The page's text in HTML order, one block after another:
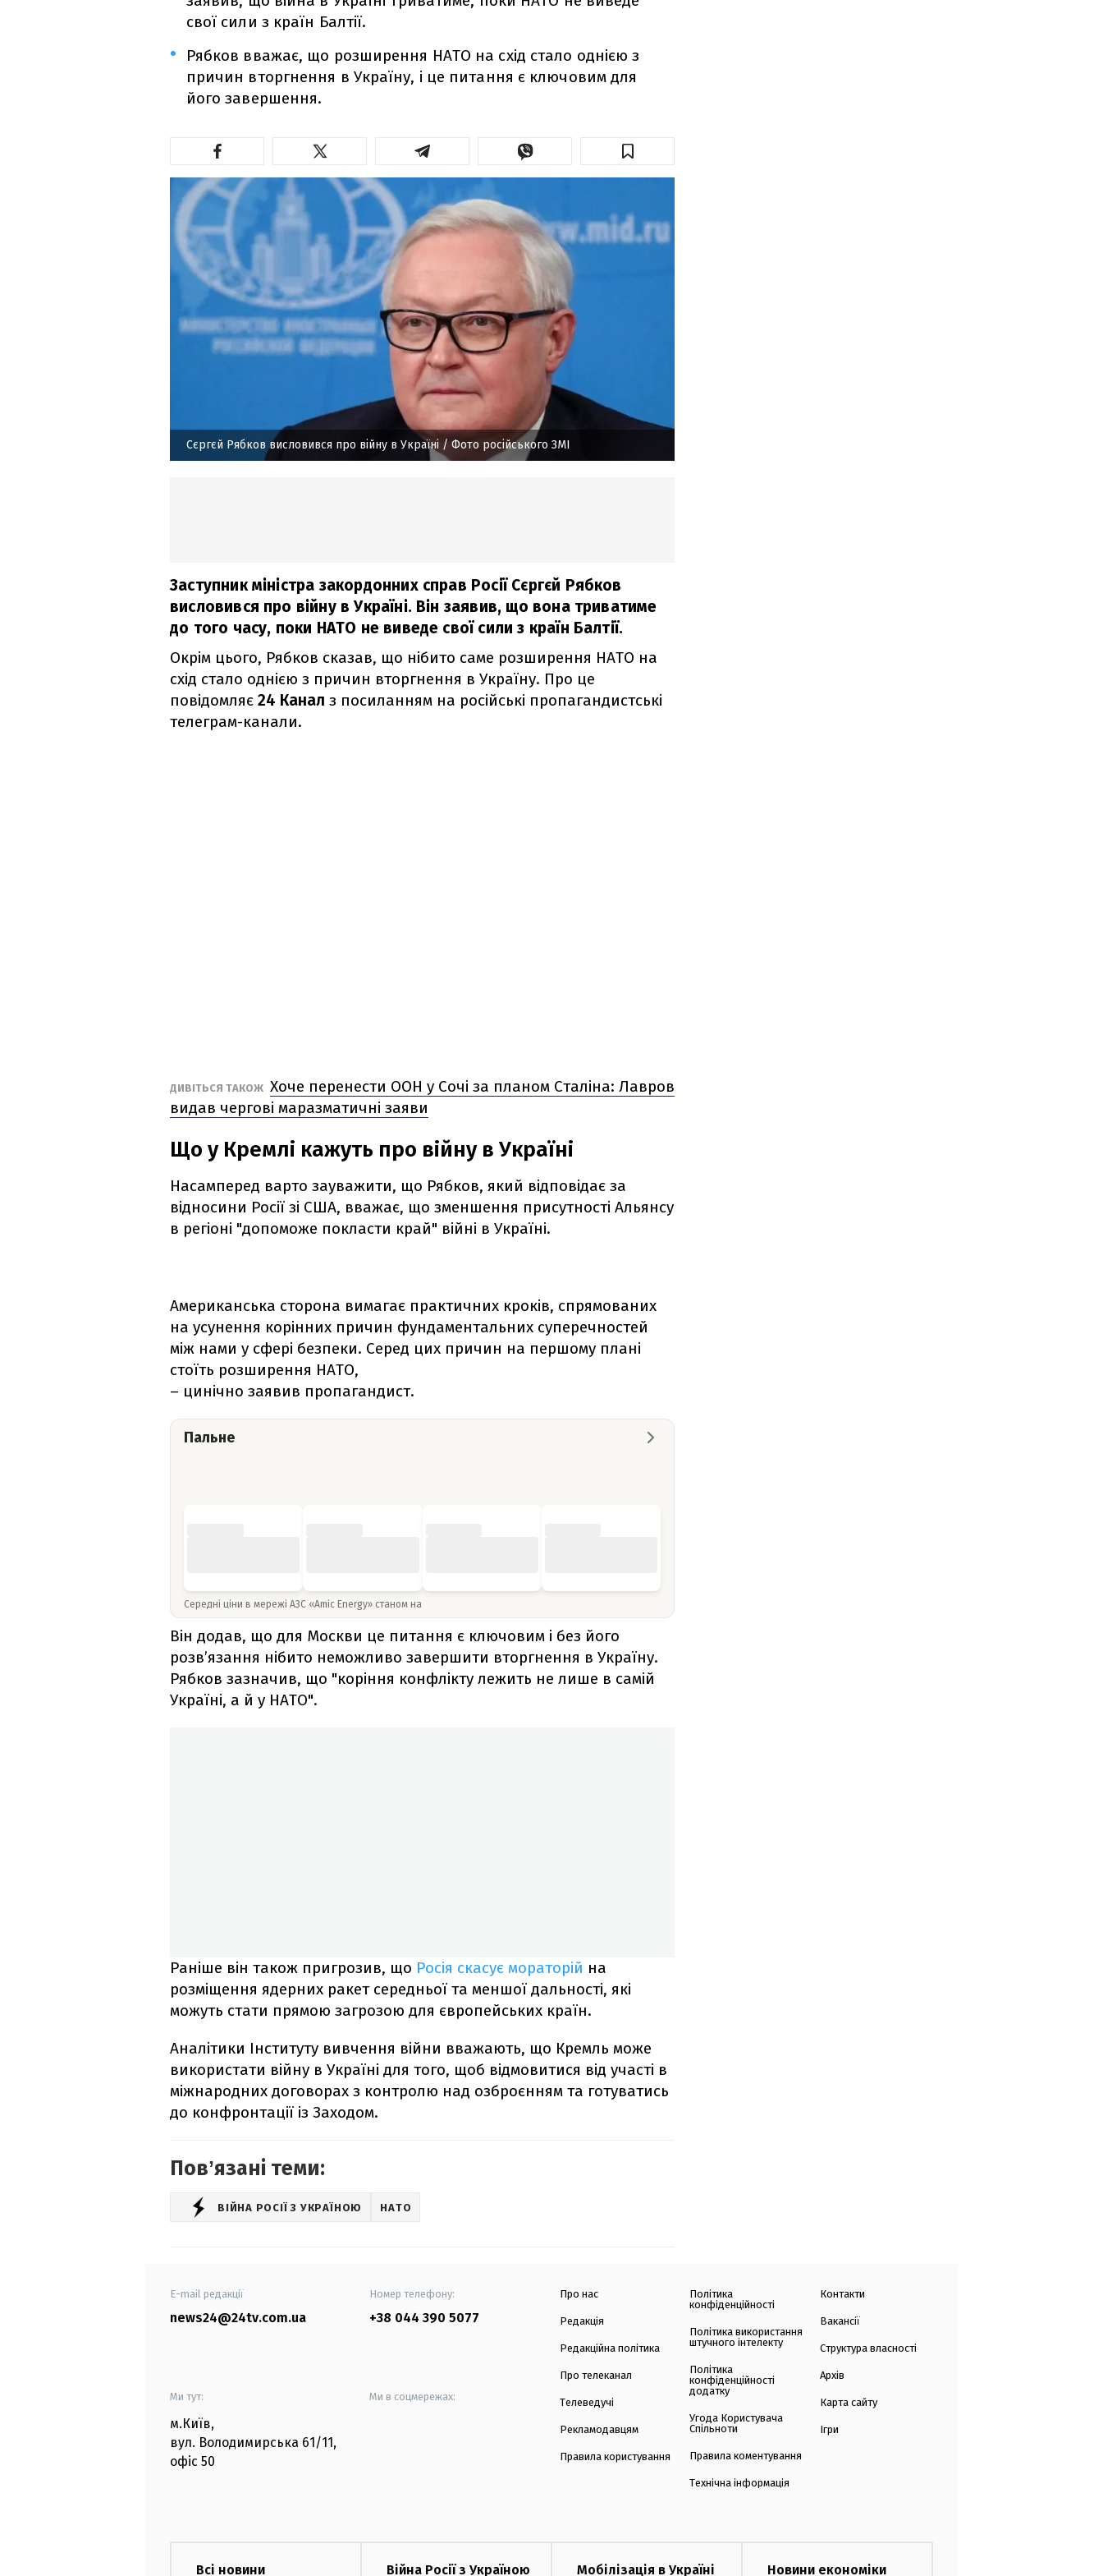
свої сили з країн Балтії.
Рябков вважає, що розширення НАТО на схід стало однією з
причин вторгнення в Україну, і це питання є ключовим для
його завершення.
Сєргєй Рябков висловився про війну в Україні / Фото російського ЗМІ
Заступник міністра закордонних справ Росії Сєргєй Рябков
висловився про війну в Україні. Він заявив, що вона триватиме
до того часу, поки НАТО не виведе свої сили з країн Балтії.
Окрім цього, Рябков сказав, що нібито саме розширення НАТО на
схід стало однією з причин вторгнення в Україну. Про це
повідомляє 24 Канал з посиланням на російські пропагандистські
телеграм-канали.
ДИВІТЬСЯ ТАКОЖ Хоче перенести ООН у Сочі за планом Сталіна: Лавров
видав чергові маразматичні заяви
Що у Кремлі кажуть про війну в Україні
Насамперед варто зауважити, що Рябков, який відповідає за
відносини Росії зі США, вважає, що зменшення присутності Альянсу
в регіоні "допоможе покласти край" війні в Україні.
Американська сторона вимагає практичних кроків, спрямованих
на усунення корінних причин фундаментальних суперечностей
між нами у сфері безпеки. Серед цих причин на першому плані
стоїть розширення НАТО,
– цинічно заявив пропагандист.
Пальне
Середні ціни в мережі АЗС «Amic Energy» станом на
Він додав, що для Москви це питання є ключовим і без його
розв’язання нібито неможливо завершити вторгнення в Україну.
Рябков зазначив, що "коріння конфлікту лежить не лише в самій
Україні, а й у НАТО".
Раніше він також пригрозив, що Росія скасує мораторій на
розміщення ядерних ракет середньої та меншої дальності, які
можуть стати прямою загрозою для європейських країн.
Аналітики Інституту вивчення війни вважають, що Кремль може
використати війну в Україні для того, щоб відмовитися від участі в
міжнародних договорах з контролю над озброєнням та готуватись
до конфронтації із Заходом.
Повʼязані теми:
ВІЙНА РОСІЇ З УКРАЇНОЮ НАТО
E-mail редакції
news24@24tv.com.ua
Номер телефону:
+38 044 390 5077
Ми тут:
м.Київ,
вул. Володимирська 61/11,
офіс 50
Ми в соцмережах:
Про нас
Редакція
Редакційна політика
Про телеканал
Телеведучі
Рекламодавцям
Правила користування
Політика
конфіденційності
Політика використання
штучного інтелекту
Політика
конфіденційності
додатку
Угода Користувача
Спільноти
Правила коментування
Технічна інформація
Контакти
Вакансії
Структура власності
Архів
Карта сайту
Ігри
Всі новини Війна Росії з Україною Мобілізація в Україні Новини економіки